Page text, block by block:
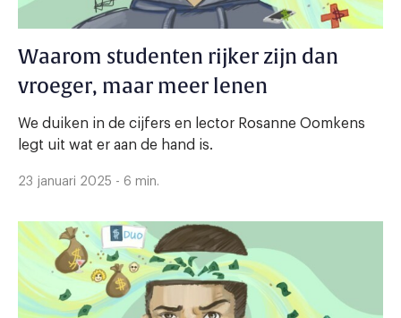
Waarom studenten rijker zijn dan
vroeger, maar meer lenen
We duiken in de cijfers en lector Rosanne Oomkens
legt uit wat er aan de hand is.
23 januari 2025 - 6 min.